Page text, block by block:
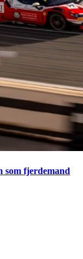
som fjerdemand